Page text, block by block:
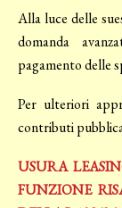
Alla luce delle
domanda
pagamento delle
Per ulteriori
contributi
USURA
FUNZIONE